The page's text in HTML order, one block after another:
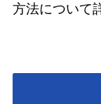
方法について